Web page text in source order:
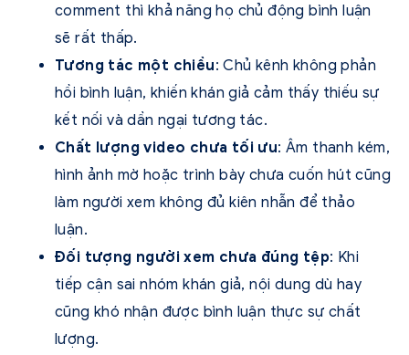
comment thì khả năng họ chủ động bình luận
sẽ rất thấp.
Tương tác một chiều: Chủ kênh không phản
hồi bình luận, khiến khán giả cảm thấy thiếu sự
kết nối và dần ngại tương tác.
Chất lượng video chưa tối ưu: Âm thanh kém,
hình ảnh mờ hoặc trình bày chưa cuốn hút cũng
làm người xem không đủ kiên nhẫn để thảo
luận.
Đối tượng người xem chưa đúng tệp: Khi
tiếp cận sai nhóm khán giả, nội dung dù hay
cũng khó nhận được bình luận thực sự chất
lượng.